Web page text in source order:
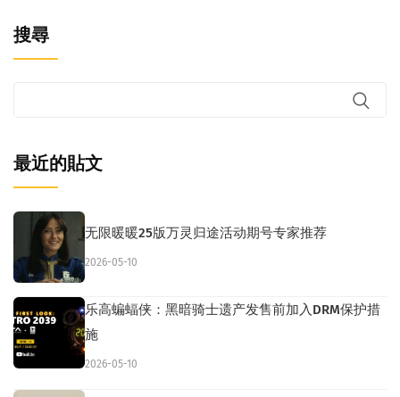
搜尋
最近的貼文
无限暖暖25版万灵归途活动期号专家推荐
2026-05-10
乐高蝙蝠侠：黑暗骑士遗产发售前加入DRM保护措
施
2026-05-10